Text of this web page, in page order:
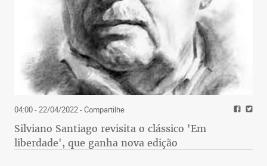
04:00 - 22/04/2022- Compartilhe
Silviano Santiago revisita o clássico 'Em
liberdade', que ganha nova edição